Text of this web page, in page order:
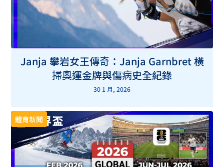
Janja 攀岩女王傳奇：Janja Garnbret 橫
掃奧運金牌與傷病史全紀錄
30 1 月, 2026
體育新聞